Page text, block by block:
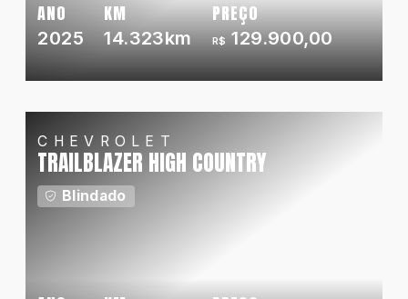
ANO
2025
KM
14.323km
PREÇO
R$129.900,00
CHEVROLET
TRAILBLAZER HIGH COUNTRY
Blindado